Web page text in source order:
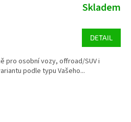
Skladem
DETAIL
pro osobní vozy, offroad/SUV i
podle typu Vašeho...